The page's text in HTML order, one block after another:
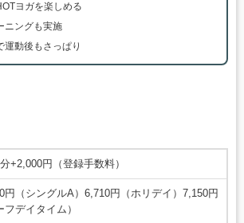
ヨガを楽しめる
ニングも実施
運動後もさっぱり
+2,000円（登録手数料）
円（シングルA）6,710円（ホリデイ）7,150円
フデイタイム）